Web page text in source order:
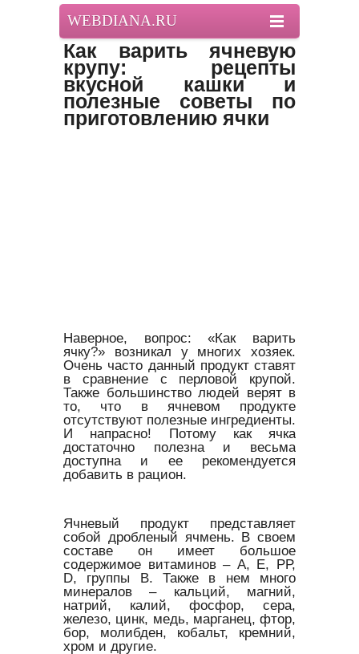
WEBDIANA.RU
Как варить ячневую
крупу: рецепты
вкусной кашки и
полезные советы по
приготовлению ячки
Наверное, вопрос: «Как варить
ячку?» возникал у многих хозяек.
Очень часто данный продукт ставят
в сравнение с перловой крупой.
Также большинство людей верят в
то, что в ячневом продукте
отсутствуют полезные ингредиенты.
И напрасно! Потому как ячка
достаточно полезна и весьма
доступна и ее рекомендуется
добавить в рацион.
Ячневый продукт представляет
собой дробленый ячмень. В своем
составе он имеет большое
содержимое витаминов – А, Е, РР,
D, группы В. Также в нем много
минералов – кальций, магний,
натрий, калий, фосфор, сера,
железо, цинк, медь, марганец, фтор,
бор, молибден, кобальт, кремний,
хром и другие.